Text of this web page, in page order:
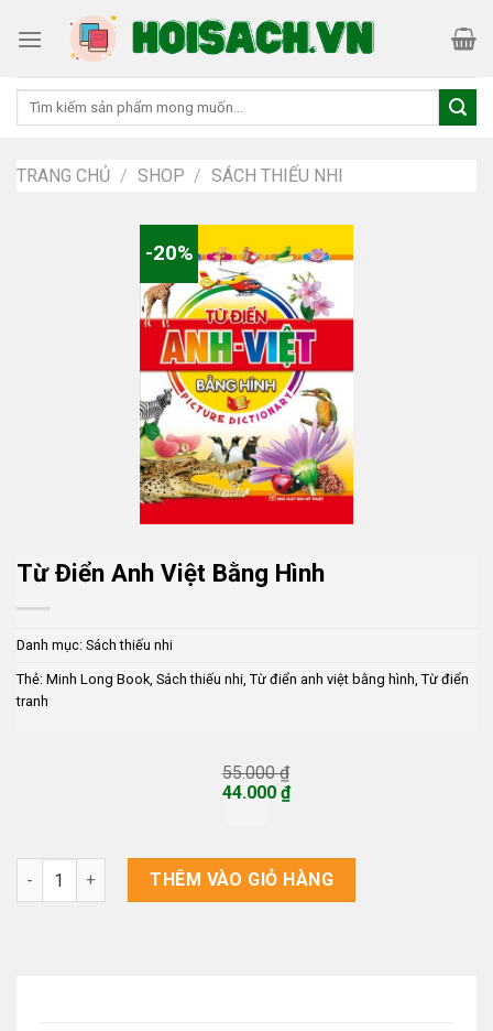
Tìm
TRANG CHỦ / SHOP / SÁCH THIẾU NHI
-20%
Từ Điển Anh Việt Bằng Hình
Danh mục: Sách thiếu nhi
Thẻ: Minh Long Book Sách thiếu nhi Từ điển anh việt bằng hình Từ điển
tranh
55.000₫
Giá
44.000 ₫
là:
44.000 ₫.
Từ Điển Anh Việt Bằng Hình số lượng
THÊM VÀO GIỎ HÀNG